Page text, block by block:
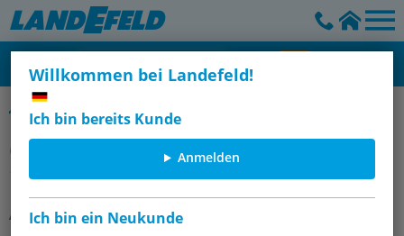
Willkommen bei Landefeld!
Ich bin bereits Kunde
Anmelden
Ich bin ein Neukunde
45° ORFS-Winkelverschraubungen mit Überwurfmutter, ORFS
ORFS-45°-Winkelverschraubung UN
1-3/16"-12(IG/AG)
Artikelnummer: EW45 12 ORFS